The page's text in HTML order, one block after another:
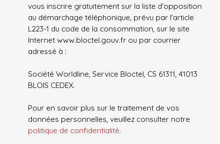
vous inscrire gratuitement sur la liste d'opposition
au démarchage téléphonique, prévu par l'article
L223-1 du code de la consommation, sur le site
Internet www.bloctel.gouv.fr ou par courrier
adressé à :
Société Worldline, Service Bloctel, CS 61311, 41013
BLOIS CEDEX.
Pour en savoir plus sur le traitement de vos
données personnelles, veuillez consulter notre
politique de confidentialité.